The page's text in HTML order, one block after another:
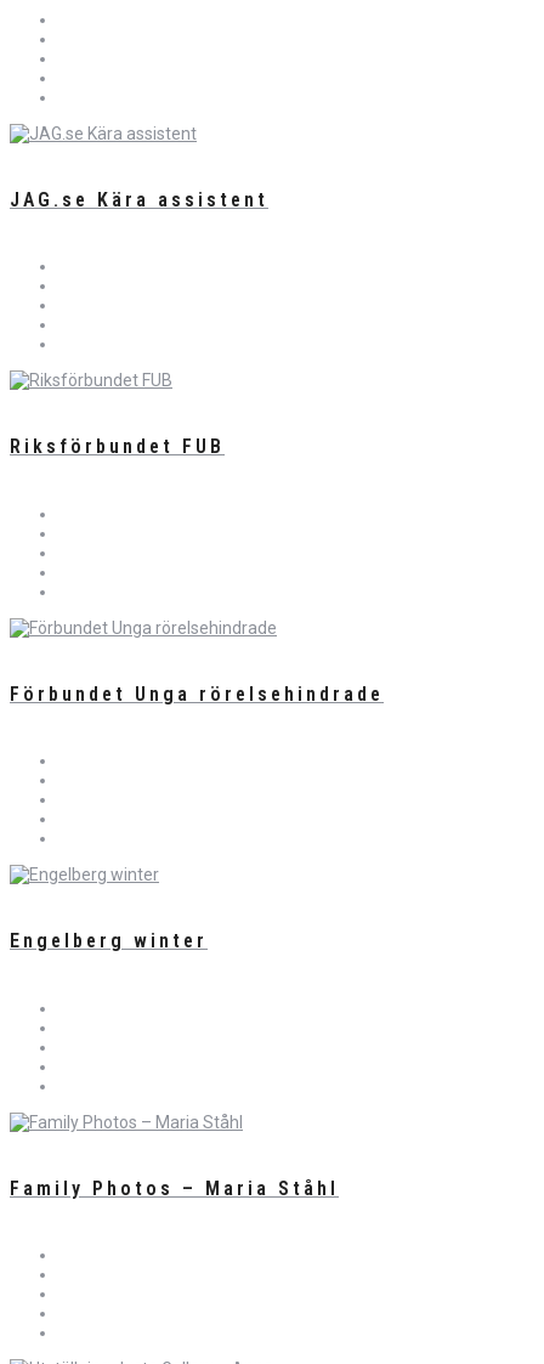
JAG.se Kära assistent
Riksförbundet FUB
Förbundet Unga rörelsehindrade
Engelberg winter
Family Photos – Maria Ståhl